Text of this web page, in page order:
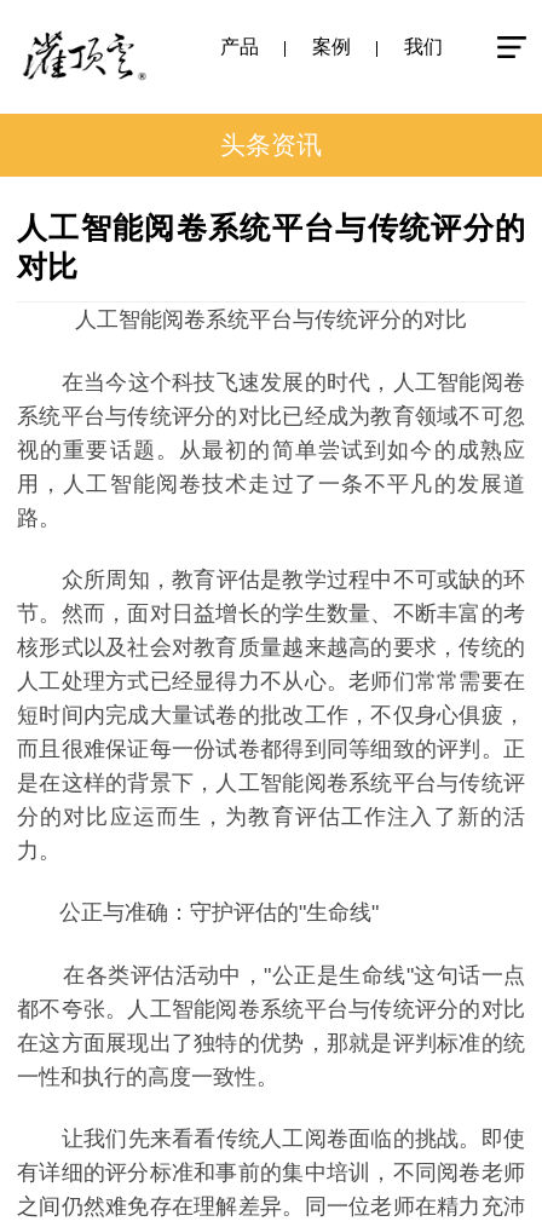
产品 案例 我们
头条资讯
人工智能阅卷系统平台与传统评分的
对比
人工智能阅卷系统平台与传统评分的对比
在当今这个科技飞速发展的时代，人工智能阅卷
系统平台与传统评分的对比已经成为教育领域不可忽
视的重要话题。从最初的简单尝试到如今的成熟应
用，人工智能阅卷技术走过了一条不平凡的发展道
路。
众所周知，教育评估是教学过程中不可或缺的环
节。然而，面对日益增长的学生数量、不断丰富的考
核形式以及社会对教育质量越来越高的要求，传统的
人工处理方式已经显得力不从心。老师们常常需要在
短时间内完成大量试卷的批改工作，不仅身心俱疲，
而且很难保证每一份试卷都得到同等细致的评判。正
是在这样的背景下，人工智能阅卷系统平台与传统评
分的对比应运而生，为教育评估工作注入了新的活
力。
公正与准确：守护评估的"生命线"
在各类评估活动中，"公正是生命线"这句话一点
都不夸张。人工智能阅卷系统平台与传统评分的对比
在这方面展现出了独特的优势，那就是评判标准的统
一性和执行的高度一致性。
让我们先来看看传统人工阅卷面临的挑战。即使
有详细的评分标准和事前的集中培训，不同阅卷老师
之间仍然难免存在理解差异。同一位老师在精力充沛